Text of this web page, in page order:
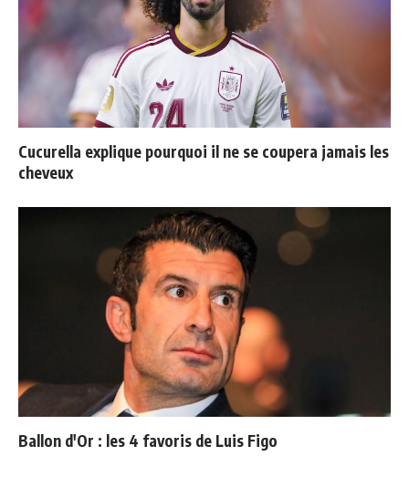
Cucurella explique pourquoi il ne se coupera jamais les
cheveux
Ballon d'Or : les 4 favoris de Luis Figo